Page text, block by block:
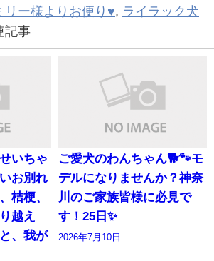
リー様よりお便り♥, ライラック犬
記事
いちゃ
お別れ
桔梗、
越え
、我が
ご愛犬のわんちゃん🐕🐾モ
デルになりませんか？神奈
川のご家族皆様に必見で
す！25日✨
2026年7月10日